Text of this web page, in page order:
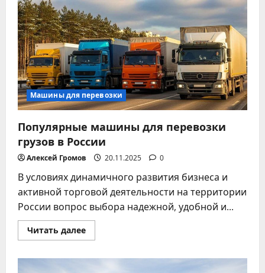
Машины для перевозки
Популярные машины для перевозки
грузов в России
Алексей Громов 20.11.2025 0
В условиях динамичного развития бизнеса и
активной торговой деятельности на территории
России вопрос выбора надежной, удобной и...
Читать далееПрочитать
больше